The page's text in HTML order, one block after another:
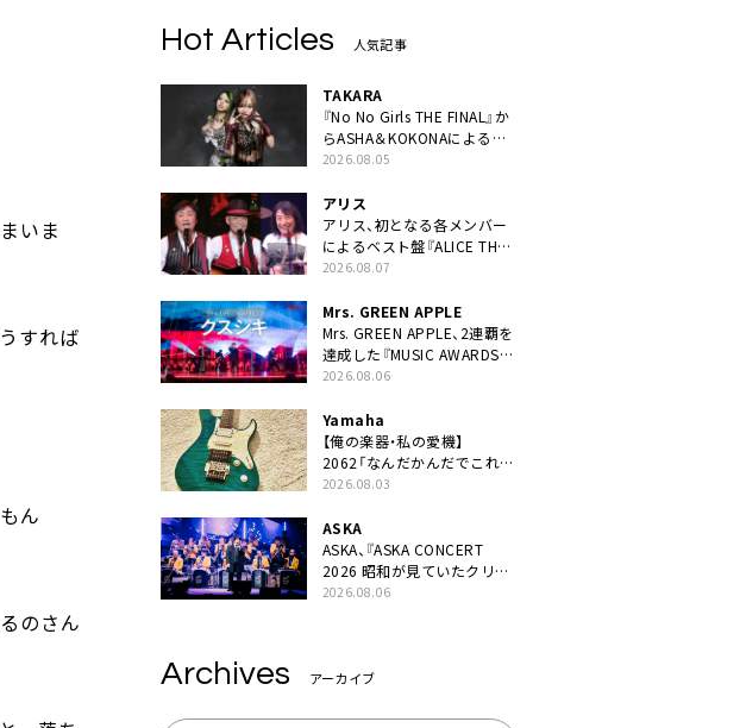
いま
すれば
ん
のさん
Hot Articles 人気記事
TAKARA
『No No Girls THE FINAL』か
らASHA＆KOKONAによるユ
ニット・TAKARAがデビュー
2026.08.05
アリス
アリス、初となる各メンバー
によるベスト盤『ALICE THE
BEST “TORILOGY”』リリー
2026.08.07
Mrs. GREEN APPLE
Mrs. GREEN APPLE、2連覇を
達成した『MUSIC AWARDS
JAPAN 2026』での「クスシ
YouTube公開
2026.08.06
Yamaha
【俺の楽器・私の愛機】
2062「なんだかんだでこれが
1番」
2026.08.03
ASKA
ASKA、『ASKA CONCERT
2026 昭和が見ていたクリス
マス!? 』発売＆上映決定
2026.08.06
Archives アーカイブ